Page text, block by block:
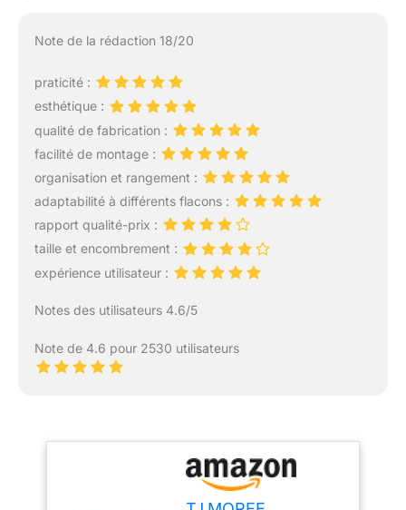
Note de la rédaction 18/20
praticité :
esthétique :
qualité de fabrication :
facilité de montage :
organisation et rangement :
adaptabilité à différents flacons :
rapport qualité-prix :
taille et encombrement :
expérience utilisateur :
Notes des utilisateurs 4.6/5
Note de 4.6 pour 2530 utilisateurs